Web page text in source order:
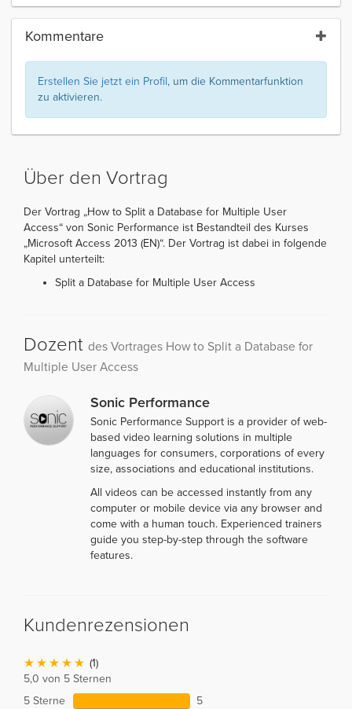
Kommentare
Erstellen Sie jetzt ein Profil, um die Kommentarfunktion
zu aktivieren.
Über den Vortrag
Der Vortrag „How to Split a Database for Multiple User
Access“ von Sonic Performance ist Bestandteil des Kurses
„Microsoft Access 2013 (EN)“. Der Vortrag ist dabei in folgende
Kapitel unterteilt:
Split a Database for Multiple User Access
Dozent des Vortrages How to Split a Database for
Multiple User Access
Sonic Performance
Sonic Performance Support is a provider of web-
based video learning solutions in multiple
languages for consumers, corporations of every
size, associations and educational institutions.
All videos can be accessed instantly from any
computer or mobile device via any browser and
come with a human touch. Experienced trainers
guide you step-by-step through the software
features.
Kundenrezensionen
(1)
5,0 von 5 Sternen
5 Sterne
5